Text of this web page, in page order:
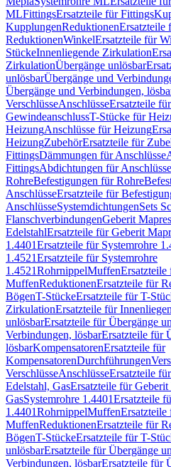
MLFittingsErsatzteile für Fittings
KupplungenReduktionenErsatzteile
ReduktionenWinkelErsatzteile für
StückeInnenliegende Zirkulation
ZirkulationÜbergänge unlösbar
unlösbarÜbergänge und
Übergänge und Verbindungen,
VerschlüsseAnschlüsseErsatzteile
GewindeanschlussT-Stücke für
HeizungAnschlüsse für Heizung
HeizungZubehörErsatzteile für
FittingsDämmungen für Anschlüsse
FittingsAbdichtungen für Anschlüsse
RohreBefestigungen für Rohre
AnschlüsseErsatzteile für
AnschlüsseSystemdichtungenSets
FlanschverbindungenGeberit
EdelstahlErsatzteile für Geberit
1.4401Ersatzteile für Systemrohre
1.4521Ersatzteile für Systemrohre
1.4521RohrnippelMuffenErsatzteile
MuffenReduktionenErsatzteile für
BögenT-StückeErsatzteile für T-
ZirkulationErsatzteile für
unlösbarErsatzteile für Übergänge
Verbindungen, lösbarErsatzteile für
lösbarKompensatorenErsatzteile für
KompensatorenDurchführungen
VerschlüsseAnschlüsseErsatzteile
Edelstahl, GasErsatzteile für Geberit
GasSystemrohre 1.4401Ersatzteile
1.4401RohrnippelMuffenErsatzteile
MuffenReduktionenErsatzteile für
BögenT-StückeErsatzteile für T-
unlösbarErsatzteile für Übergänge
Verbindungen, lösbarErsatzteile für